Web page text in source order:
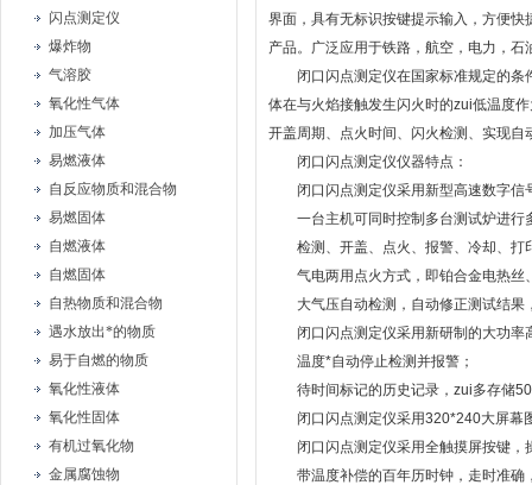
闪点测定仪
爆炸物
气溶胶
氧化性气体
加压气体
易燃液体
自反应物质和混合物
易燃固体
自燃液体
自燃固体
自热物质和混合物
遇水放出*的物质
易于自燃的物质
氧化性液体
氧化性固体
有机过氧化物
金属腐蚀物
界面，具有无标识按键提示输入，方便
产品。广泛应用于铁路，航空，电力，石
闭口闪点测定仪在国家标准规定的条
体在与火焰接触发生闪火时的zui低温度
开盖周期、点火时间、闪火检测、实现
闭口闪点测定仪仪器特点：
闭口闪点测定仪采用新型高速数字信
一台主机可同时控制多台测试炉进行
检测、开盖、点火、报警、冷却、打
气电两用点火方式，即铂合金电热丝
大气压自动检测，自动修正测试结果
闭口闪点测定仪采用新研制的大功率
温度*自动停止检测并报警；
待时间标记的历史记录，zui多存储
闭口闪点测定仪采用320*240大屏幕
闭口闪点测定仪采用全触摸屏按键，
带温度补偿的百年历时钟，走时准确